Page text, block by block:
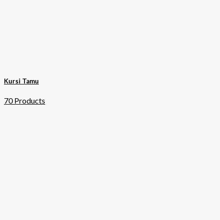
Kursi Tamu
70 Products